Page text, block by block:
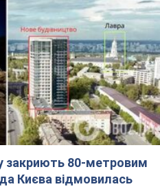
закриють 80-метровим
Києва відмовилась
щодо скасування будівництва
Kromberg &
наразі невідомо